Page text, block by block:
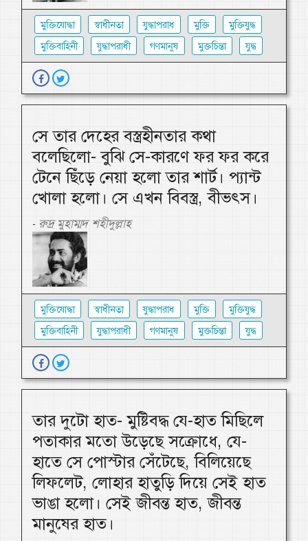
মুক্তিযোদ্ধা স্বাধীনতা যুদ্ধাপরাধ মুক্তি
মুক্তিযুদ্ধ
মুক্তিবাহিনী
যুদ্ধাপরাধী গণমানুষ মুক্তচিন্তা যুদ্ধ
সে তার দেহের বস্ত্রহীনতার কথা
বলেছিলো- বুঝি সে-কারণে ফর ফর করে
টেনে ছিঁড়ে নেয়া হলো তার শার্ট। প্যান্ট
খোলা হলো। সে এখন বিবস্ত্র, বীভৎস।
- রুদ্র মুহাম্মদ শহীদুল্লাহ
মুক্তিযোদ্ধা স্বাধীনতা যুদ্ধাপরাধ মুক্তি
মুক্তিযুদ্ধ
মুক্তিবাহিনী
যুদ্ধাপরাধী গণমানুষ মুক্তচিন্তা যুদ্ধ
তার দুটো হাত- মুষ্টিবদ্ধ যে-হাত মিছিলে
পতাকার মতো উড়েছে সক্রোধে, যে-
হাতে সে পোস্টার সেঁটেছে, বিলিয়েছে
লিফলেট, লোহার হাতুড়ি দিয়ে সেই হাত
ভাঙা হলো। সেই জীবন্ত হাত, জীবন্ত
মানুষের হাত।